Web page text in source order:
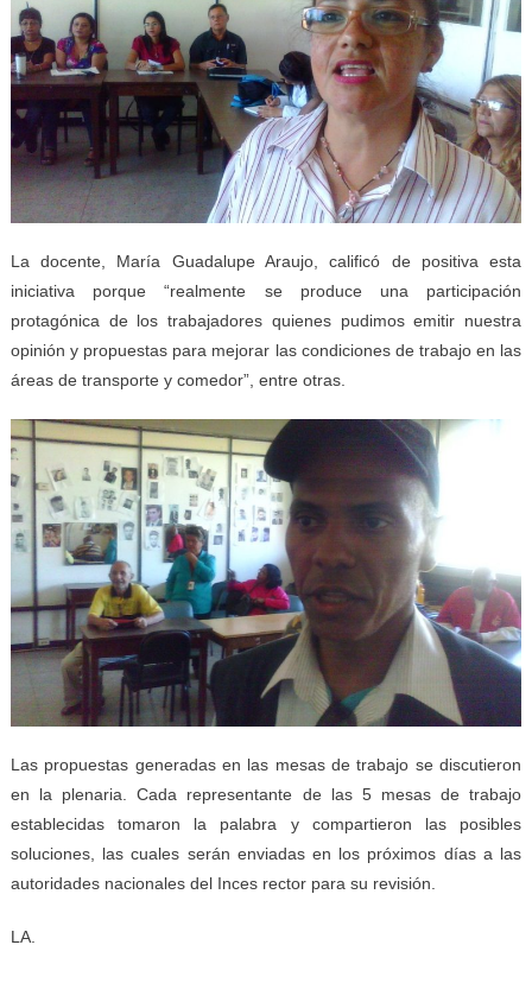
La docente, María Guadalupe Araujo, calificó de positiva esta
iniciativa porque “realmente se produce una participación
protagónica de los trabajadores quienes pudimos emitir nuestra
opinión y propuestas para mejorar las condiciones de trabajo en las
áreas de transporte y comedor”, entre otras.
Las propuestas generadas en las mesas de trabajo se discutieron
en la plenaria. Cada representante de las 5 mesas de trabajo
establecidas tomaron la palabra y compartieron las posibles
soluciones, las cuales serán enviadas en los próximos días a las
autoridades nacionales del Inces rector para su revisión.
LA.